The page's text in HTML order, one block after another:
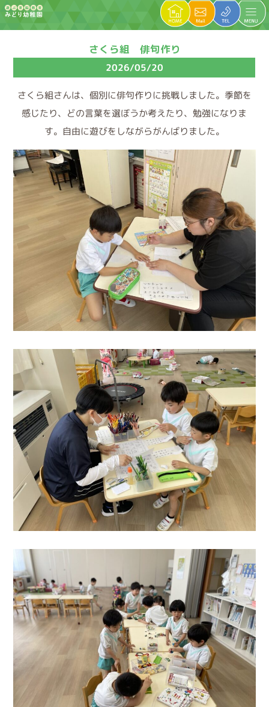
さくら組 俳句作り
2026/05/20
さくら組さんは、個別に俳句作りに挑戦しました。季節を
感じたり、どの言葉を選ぼうか考えたり、勉強になりま
す。自由に遊びをしながらがんばりました。